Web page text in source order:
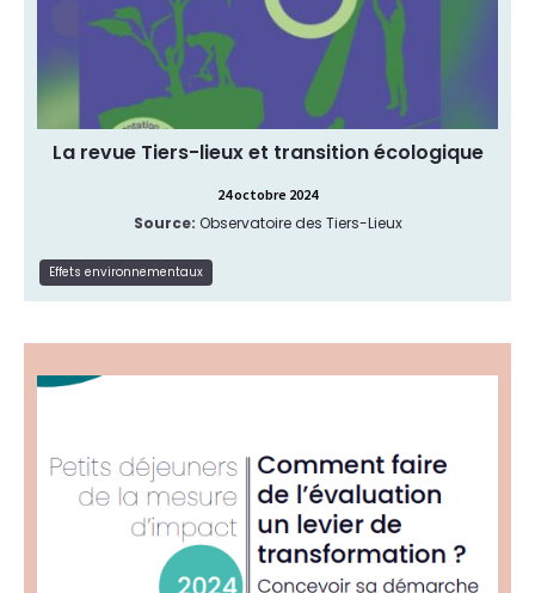
Effets environnementaux
La revue Tiers-lieux et transition écologique
24 octobre 2024
Source: Observatoire des Tiers-Lieux
Type de ressource:
Effets environnementaux
Lire la suite
Le cycle 2024 des petits déjeuners de la mesure
a permis d'aboutir à un livrable sur la notion de
transformation liée à l’évaluation. L'outil prend la
forme de deux fiches – Concevoir et définir sa
démarche et Mener son évaluation et collecter
les données, pour aider les structures qui
souhaiteraient se lancer dans cette démarche
d’apprentissage grâce à l’évaluation.